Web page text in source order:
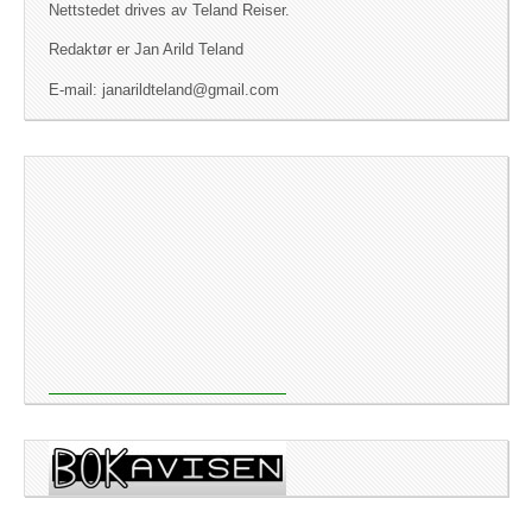
Nettstedet drives av Teland Reiser.
Redaktør er Jan Arild Teland
E-mail: janarildteland@gmail.com